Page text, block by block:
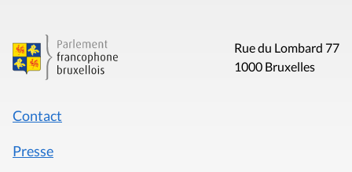
Rue du Lombard 77
1000 Bruxelles
Contact
Presse